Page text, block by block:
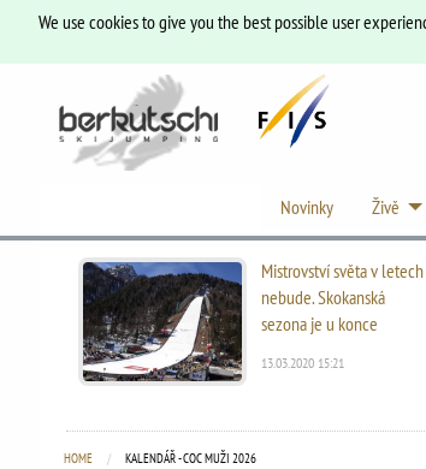
We use cookies to give you the best possible user
Novinky Živě
Mistrovství světa v letech
nebude. Skokanská
sezona je u konce
13.03.2020 15:21
HOME CURRENT:
KALENDÁŘ - COC MUŽI 2026